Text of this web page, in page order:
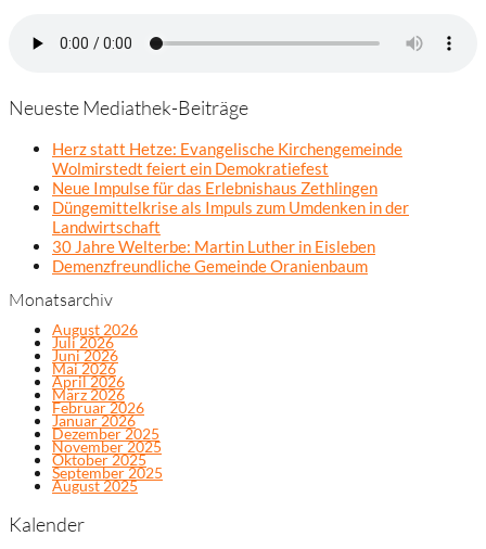
Neueste Mediathek-Beiträge
Herz statt Hetze: Evangelische Kirchengemeinde
Wolmirstedt feiert ein Demokratiefest
Neue Impulse für das Erlebnishaus Zethlingen
Düngemittelkrise als Impuls zum Umdenken in der
Landwirtschaft
30 Jahre Welterbe: Martin Luther in Eisleben
Demenzfreundliche Gemeinde Oranienbaum
Monatsarchiv
August 2026
Juli 2026
Juni 2026
Mai 2026
April 2026
März 2026
Februar 2026
Januar 2026
Dezember 2025
November 2025
Oktober 2025
September 2025
August 2025
Kalender